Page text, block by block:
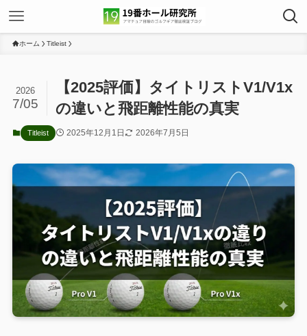
ホーム Titleist
【2025評価】タイトリストV1/V1x
の違いと飛距離性能の真実
2026
7/05
Titleist 2025年12月1日 2026年7月5日